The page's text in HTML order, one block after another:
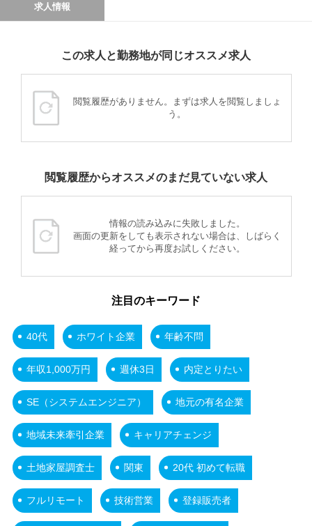
求人情報
この求人と勤務地が同じオススメ求人
閲覧履歴がありません。まずは求人を閲覧しましょ
う。
閲覧履歴からオススメのまだ見ていない求人
情報の読み込みに失敗しました。
画面の更新をしても表示されない場合は、しばらく
経ってから再度お試しください。
注目のキーワード
40代 ホワイト企業 年齢不問
年収1,000万円 週休3日 内定とりたい
SE（システムエンジニア） 地元の有名企業
地域未来牽引企業 キャリアチェンジ
土地家屋調査士 関東 20代 初めて転職
フルリモート 技術営業 登録販売者